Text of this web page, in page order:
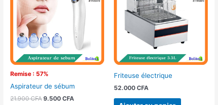
Remise : 57%
Aspirateur de sébum
21.900CFA
21.900 CFA.
9.500CFA
9.500 CFA.
Friteuse électrique
52.000 CFA